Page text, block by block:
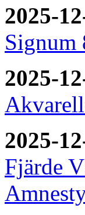
2025-
Signum
2025-
2025-
Fjärde